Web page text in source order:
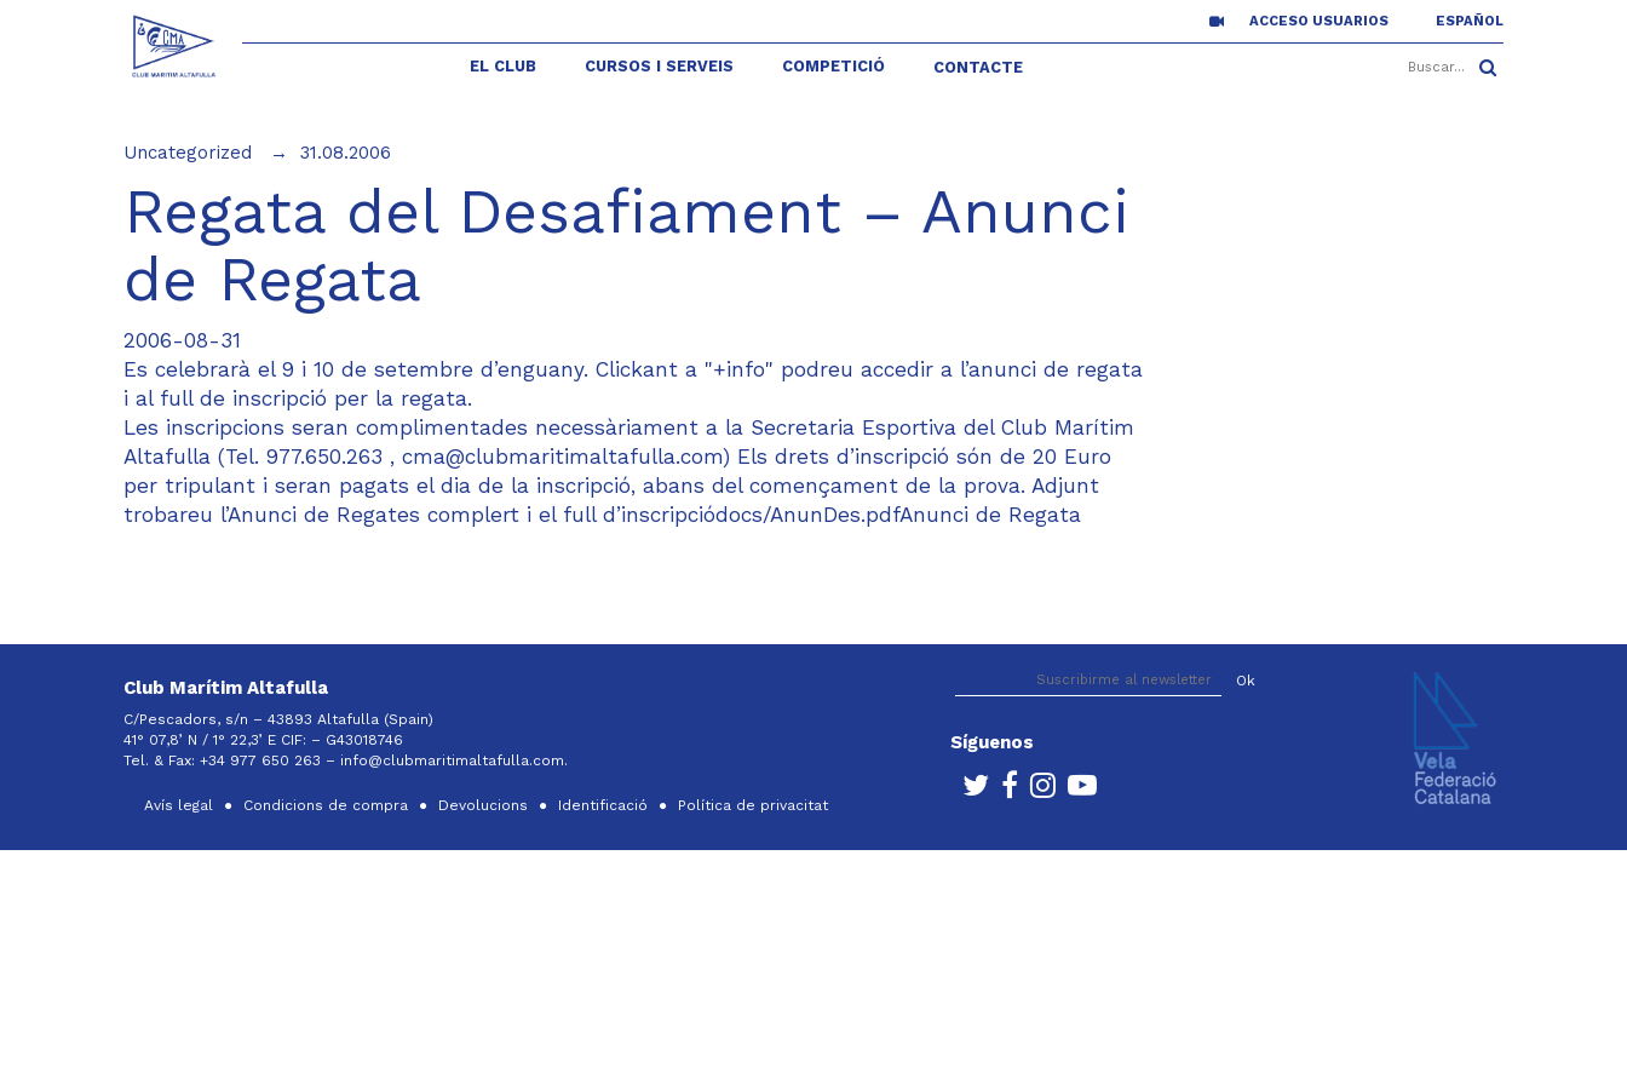
ACCESO USUARIOS ESPAÑOL
EL CLUB CURSOS I SERVEIS COMPETICIÓ CONTACTE
Uncategorized 31.08.2006
Regata del Desafiament – Anunci
de Regata
2006-08-31
Es celebrarà el 9 i 10 de setembre d’enguany. Clickant a "+info" podreu accedir a l’anunci de regata
i al full de inscripció per la regata.
Les inscripcions seran complimentades necessàriament a la Secretaria Esportiva del Club Marítim
Altafulla (Tel. 977.650.263 , cma@clubmaritimaltafulla.com) Els drets d’inscripció són de 20 Euro
per tripulant i seran pagats el dia de la inscripció, abans del començament de la prova. Adjunt
trobareu l’Anunci de Regates complert i el full d’inscripciódocs/AnunDes.pdfAnunci de Regata
Club Marítim Altafulla
C/Pescadors, s/n – 43893 Altafulla (Spain)
41° 07,8’ N / 1° 22,3’ E CIF: – G43018746
Tel. & Fax: +34 977 650 263 – info@clubmaritimaltafulla.com.
Avís legal Condicions de compra Devolucions Identificació Política de privacitat
Síguenos